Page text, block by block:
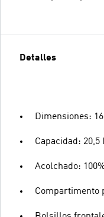
Detalles
Dimensiones:
Capacidad: 20,5
Acolchado:
Compartimento